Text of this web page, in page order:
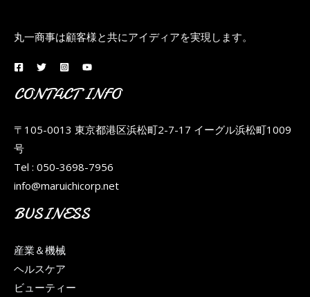
丸一商事は顧客様と共にアイディアを実現します。
CONTACT INFO
〒105-0013 東京都港区浜松町2-7-17 イーグル浜松町1009
号
Tel : 050-3698-7956
info@maruichicorp.net
BUSINESS
産業＆機械
ヘルスケア
ビューティー